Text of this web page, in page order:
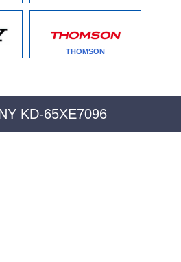
THOMSON
KD-65XE7096